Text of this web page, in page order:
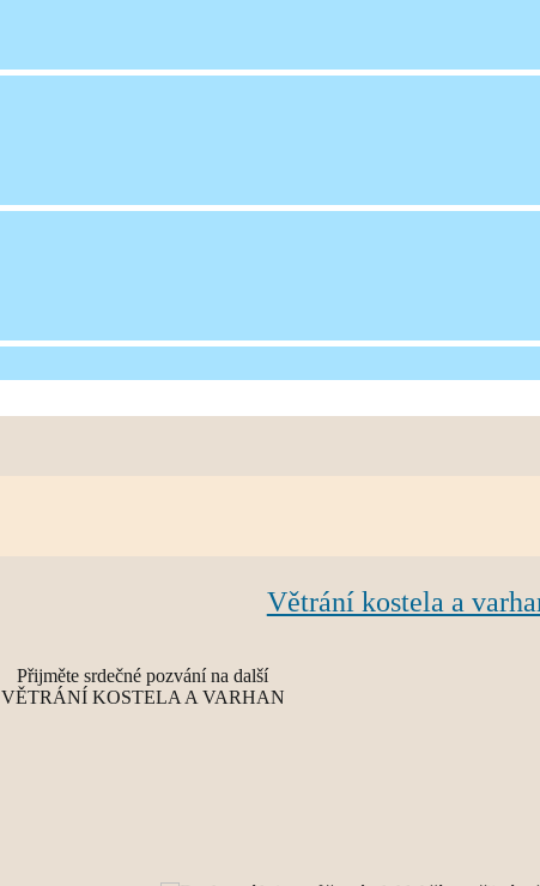
Větrání kostela a
Přijměte srdečné pozvání na další
VĚTRÁNÍ KOSTELA A VARHAN